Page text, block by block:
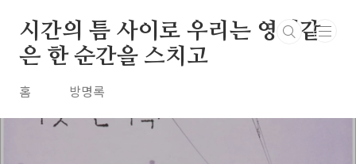
시간의 틈 사이로 우리는 영원같
은 한 순간을 스치고
홈 방명록